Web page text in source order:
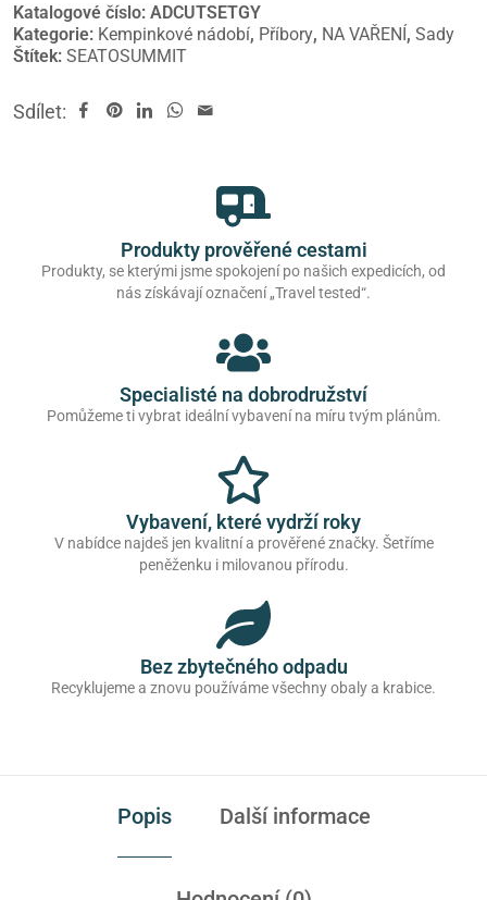
Katalogové číslo: ADCUTSETGY
Kategorie: Kempinkové nádobí, Příbory, NA VAŘENÍ, Sady
Štítek: SEATOSUMMIT
Sdílet:
Produkty prověřené cestami
Produkty, se kterými jsme spokojení po našich expedicích, od
nás získávají označení „Travel tested“.
Specialisté na dobrodružství
Pomůžeme ti vybrat ideální vybavení na míru tvým plánům.
Vybavení, které vydrží roky
V nabídce najdeš jen kvalitní a prověřené značky. Šetříme
peněženku i milovanou přírodu.
Bez zbytečného odpadu
Recyklujeme a znovu používáme všechny obaly a krabice.
Popis Další informace